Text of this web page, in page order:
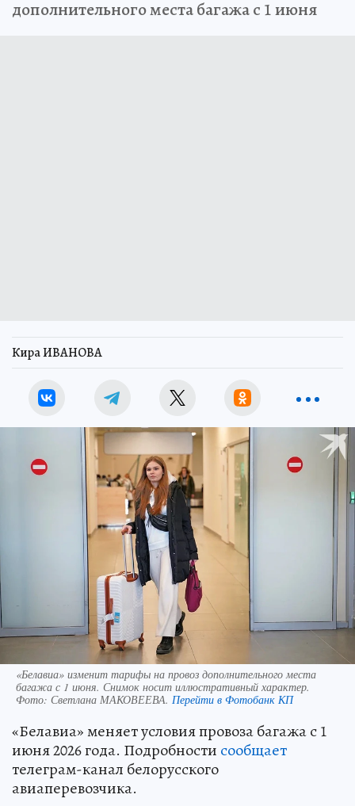
дополнительного места багажа с 1 июня
Кира ИВАНОВА
«Белавиа» изменит тарифы на провоз дополнительного места
багажа с 1 июня. Снимок носит иллюстративный характер.
Фото: Светлана МАКОВЕЕВА. Перейти в Фотобанк КП
«Белавиа» меняет условия провоза багажа с 1
июня 2026 года. Подробности сообщает
телеграм-канал белорусского
авиаперевозчика.